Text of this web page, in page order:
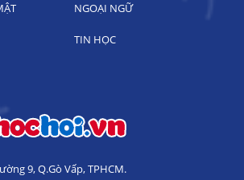
NGOẠI NGỮ
TIN HỌC
9, Q.Gò Vấp, TPHCM.